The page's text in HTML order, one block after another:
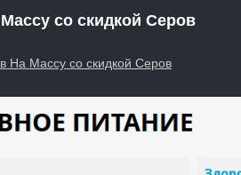
со скидкой Серов
На Массу со скидкой Серов